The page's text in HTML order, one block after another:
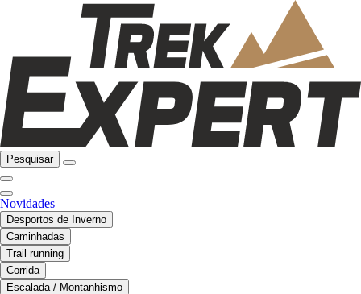
Pesquisar
Novidades
Desportos de Inverno
Caminhadas
Trail running
Corrida
Escalada / Montanhismo